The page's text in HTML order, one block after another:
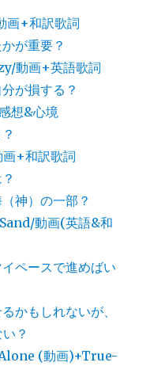
画+和訳歌詞
が重要？
動画+英語歌詞
が損する？
想&心境
+和訳歌詞
神）の一部？
動画(英語&和
ペースで進めばい
かもしれないが、
？
(動画)+True-